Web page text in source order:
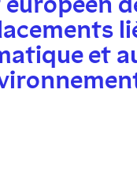
et